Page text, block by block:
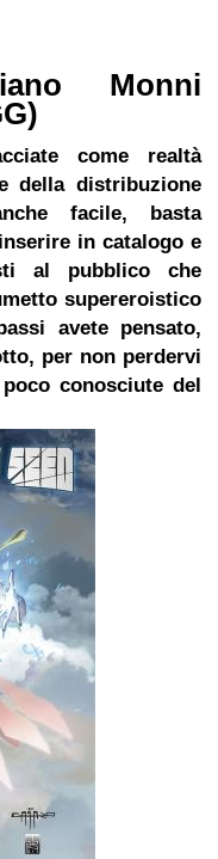
Monni
come realtà
della distribuzione
facile, basta
in catalogo e
al pubblico che
supereroistico
avete pensato,
per non perdervi
conosciute del